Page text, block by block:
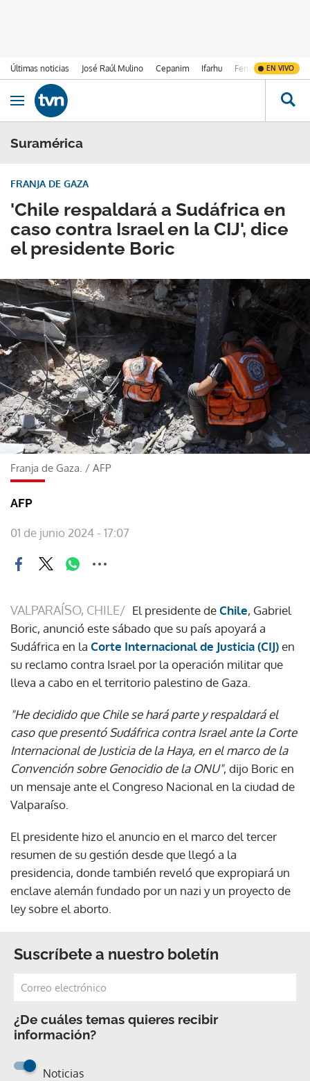
Últimas noticias José Raúl Mulino Cepanim Ifarhu Fenómeno de El
EN VIVO
Ir al contenido
Obrir navegació
Suramérica
'Chile respaldará a Sudáfrica en
caso contra Israel en la CIJ', dice
el presidente Boric
FRANJA DE GAZA
Franja de Gaza. / AFP
AFP
01 de junio 2024 - 17:07
VALPARAÍSO, CHILE/ El presidente deChile, Gabriel
Boric, anunció este sábado que su país apoyará a
Sudáfrica en la Corte Internacional de Justicia (CIJ)en
su reclamo contra Israel por la operación militar que
lleva a cabo en el territorio palestino de Gaza.
"He decidido que Chile se hará parte y respaldará el
caso que presentó Sudáfrica contra Israel ante la Corte
Internacional de Justicia de la Haya, en el marco de la
Convención sobre Genocidio de la ONU", dijo Boric en
un mensaje ante el Congreso Nacional en la ciudad de
Valparaíso.
El presidente hizo el anuncio en el marco del tercer
resumen de su gestión desde que llegó a la
presidencia, donde también reveló que expropiará un
enclave alemán fundado por un nazi y un proyecto de
ley sobre el aborto.
Suscríbete a nuestro boletín
¿De cuáles temas quieres recibir
información?
Noticias